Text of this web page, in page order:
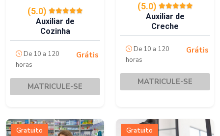
(5.0)
Auxiliar de
Cozinha
De 10 a 120
horas
Grátis
MATRICULE-SE
(5.0)
Auxiliar de
Creche
De 10 a 120
horas
Grátis
MATRICULE-SE
Gratuito Gratuito